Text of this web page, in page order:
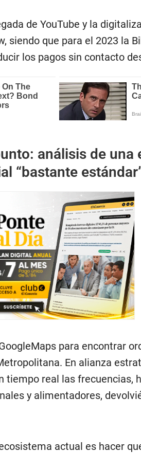
de YouTube y la
siendo que para el 2023 la
los pagos sin contacto
análisis de una
“bastante
para encontrar
En alianza
tiempo real las frecuencias,
y alimentadores,
actual es hacer